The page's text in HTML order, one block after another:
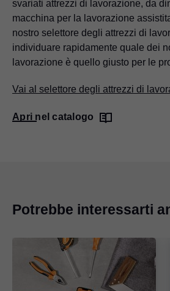
svariati attrezzi di lavorazione, da
macchina per la lavorazione
nostro selettore degli attrezzi di
individuare rapidamente quale dei
lavorazione è quello giusto per le
Vai al selettore degli attrezzi di
Apri nel catalogo
Potrebbe interessarti